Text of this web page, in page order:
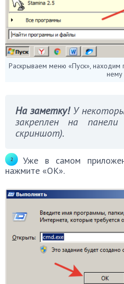
Раскрываем меню «Пуск», находим
нему
На заметку!У
закреплен на
скриншот).
Уже в самом
нажмите «ОК».